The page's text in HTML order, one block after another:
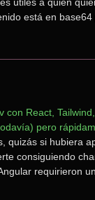
está en
React,
pero
quizás si hubiera
consiguiendo
requirieron